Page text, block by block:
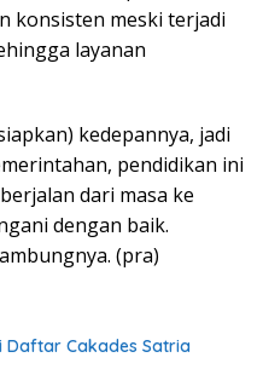
konsisten meski terjadi
layanan
kedepannya, jadi
pendidikan ini
dari masa ke
dengan baik.
(pra)
Daftar Cakades Satria